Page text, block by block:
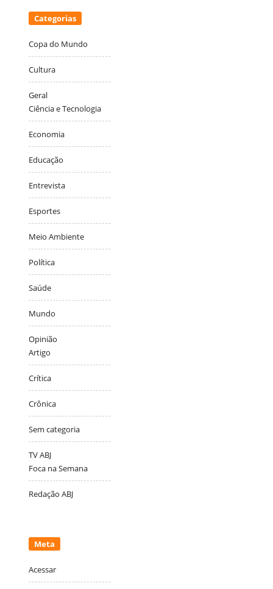
Categorias
Copa do Mundo
Cultura
Geral
Ciência e Tecnologia
Economia
Educação
Entrevista
Esportes
Meio Ambiente
Política
Saúde
Mundo
Opinião
Artigo
Crítica
Crônica
Sem categoria
TV ABJ
Foca na Semana
Redação ABJ
Meta
Acessar